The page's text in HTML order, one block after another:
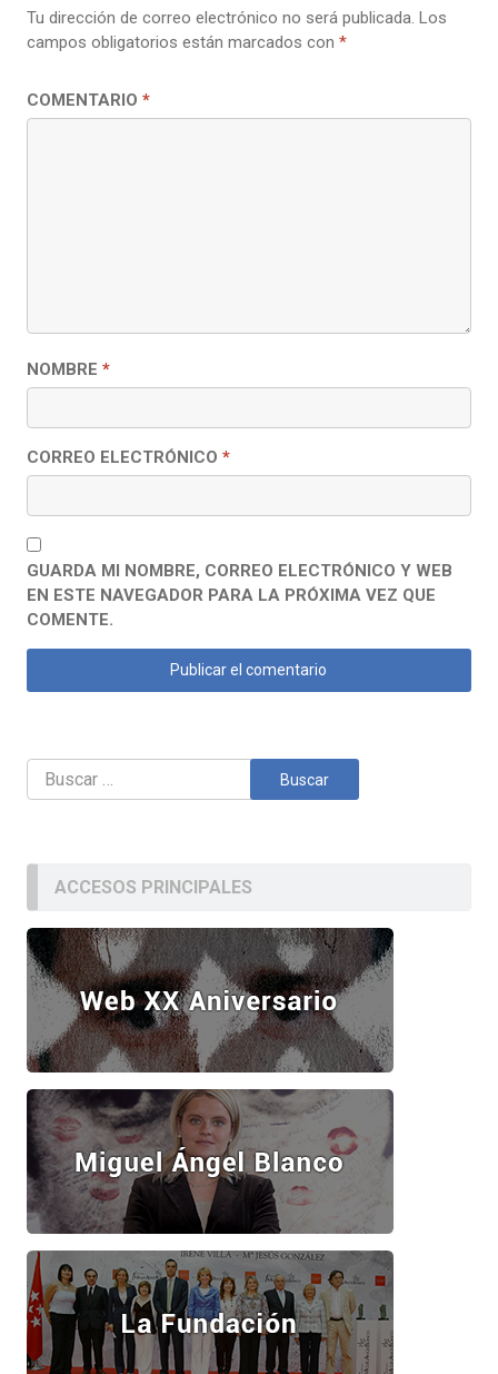
Tu dirección de correo electrónico no será publicada. Los
campos obligatorios están marcados con *
COMENTARIO *
NOMBRE *
CORREO ELECTRÓNICO *
GUARDA MI NOMBRE, CORREO ELECTRÓNICO Y WEB
EN ESTE NAVEGADOR PARA LA PRÓXIMA VEZ QUE
COMENTE.
Buscar:
ACCESOS PRINCIPALES